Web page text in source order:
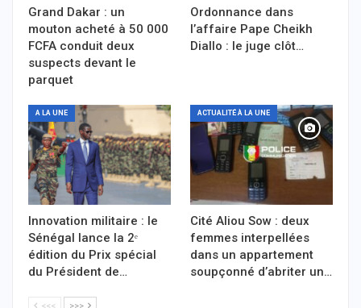
Grand Dakar : un
mouton acheté à 50 000
FCFA conduit deux
suspects devant le
parquet
Ordonnance dans
l’affaire Pape Cheikh
Diallo : le juge clôt…
A LA UNE
Innovation militaire : le
Sénégal lance la 2ᵉ
édition du Prix spécial
du Président de…
ACTUALITÉ À LA UNE
Cité Aliou Sow : deux
femmes interpellées
dans un appartement
soupçonné d’abriter un…